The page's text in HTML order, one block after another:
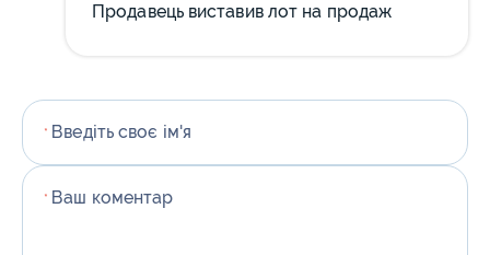
Продавець виставив лот на продаж
* Введіть своє ім'я
* Ваш коментар